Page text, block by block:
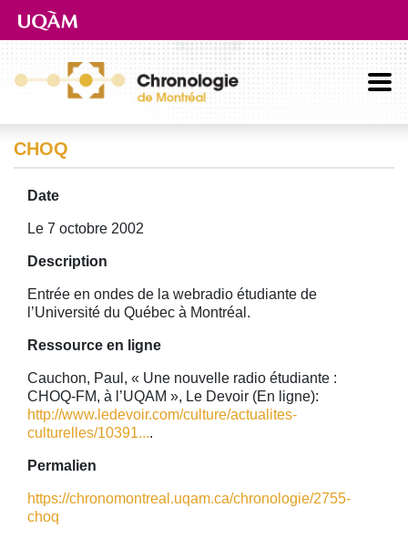
Aller directement au contenu principal
CHOQ
Date
Le 7 octobre 2002
Description
Entrée en ondes de la webradio étudiante de
l’Université du Québec à Montréal.
Ressource en ligne
Cauchon, Paul, « Une nouvelle radio étudiante :
CHOQ-FM, à l’UQAM », Le Devoir (En ligne):
http://www.ledevoir.com/culture/actualites-
culturelles/10391....
Permalien
https://chronomontreal.uqam.ca/chronologie/2755-
choq